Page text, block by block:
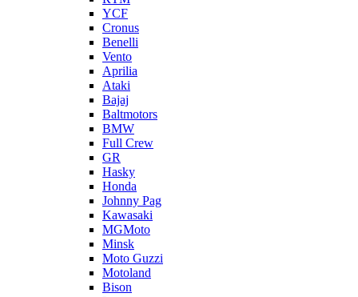
YCF
Cronus
Benelli
Vento
Aprilia
Ataki
Bajaj
Baltmotors
BMW
Full Crew
GR
Hasky
Honda
Johnny Pag
Kawasaki
MGMoto
Minsk
Moto Guzzi
Motoland
Bison